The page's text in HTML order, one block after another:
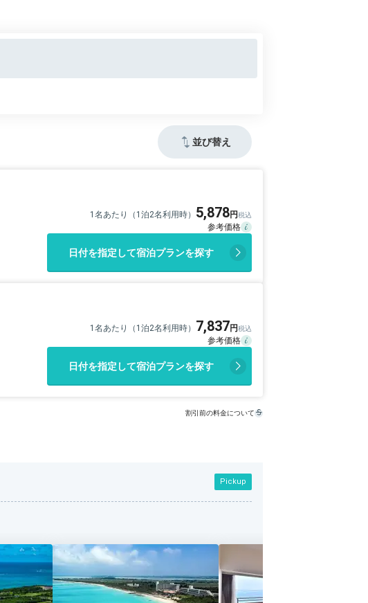
並び替え
1名あたり（1泊2名利用時） 5,878
日付を指定して宿泊プランを探す
1名あたり（1泊2名利用時） 7,837
日付を指定して宿泊プランを探す
割引前の料金について
Pickup